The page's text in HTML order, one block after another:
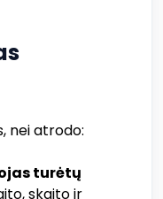
nei atrodo:
turėtų
skaito ir